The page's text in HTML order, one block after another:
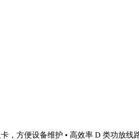
，方便设备维护 • 高效率 D 类功放